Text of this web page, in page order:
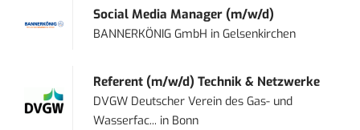
Social Media Manager (m/w/d)
BANNERKÖNIG GmbH inGelsenkirchen
Referent (m/w/d) Technik & Netzwerke
DVGW Deutscher Verein des Gas- und
Wasserfac... in Bonn